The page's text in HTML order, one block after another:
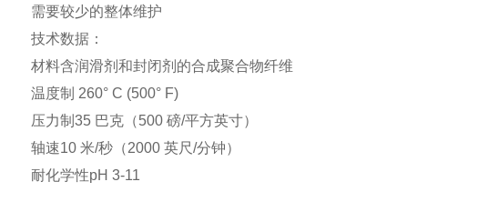
需要较少的整体维护
技术数据：
材料含润滑剂和封闭剂的合成聚合物纤维
温度制 260° C (500° F)
压力制35 巴克（500 磅/平方英寸）
轴速10 米/秒（2000 英尺/分钟）
耐化学性pH 3-11